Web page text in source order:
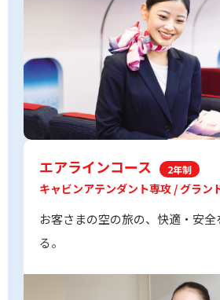
エアラインコース 2年制
キャビンアテンダント専攻 / グラン
お客さまの空の旅の、快適・安
る。